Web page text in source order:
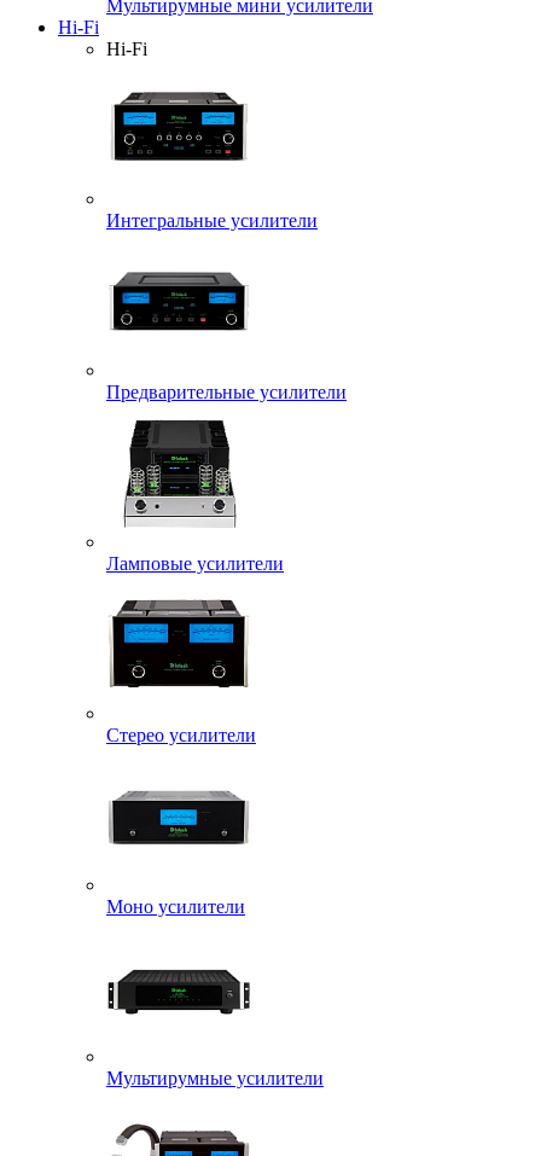
Мультирумные мини усилители
Hi-Fi
Hi-Fi
Интегральные усилители
Предварительные усилители
Ламповые усилители
Стерео усилители
Моно усилители
Мультирумные усилители